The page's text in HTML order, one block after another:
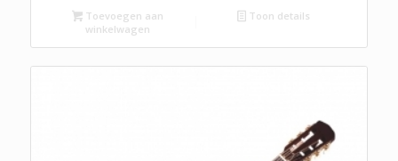
was:
€229,95.
Toevoegen aan
winkelwagen
Toon details